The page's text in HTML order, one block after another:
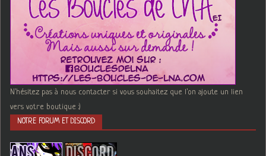
N'hésitez pas à nous contacter si vous souhaitez que l'on ajoute un lien
vers votre boutique :)
NOTRE FORUM ET DISCORD